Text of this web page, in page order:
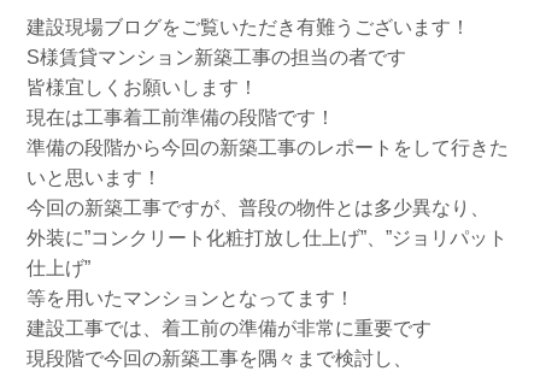
建設現場ブログをご覧いただき有難うございます！
S様賃貸マンション新築工事の担当の者です
皆様宜しくお願いします！
現在は工事着工前準備の段階です！
準備の段階から今回の新築工事のレポートをして行きた
いと思います！
今回の新築工事ですが、普段の物件とは多少異なり、
外装に”コンクリート化粧打放し仕上げ”、”ジョリパット
仕上げ”
等を用いたマンションとなってます！
建設工事では、着工前の準備が非常に重要です
現段階で今回の新築工事を隅々まで検討し、